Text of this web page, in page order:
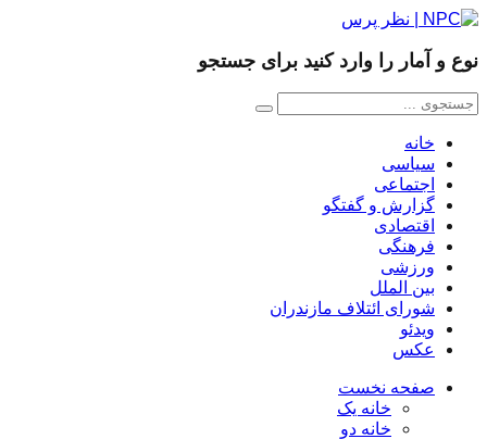
نوع و آمار را وارد کنید برای جستجو
خانه
سیاسی
اجتماعی
گزارش و گفتگو
اقتصادی
فرهنگی
ورزشی
بین الملل
شورای ائتلاف مازندران
ویدئو
عکس
صفحه نخست
خانه یک
خانه دو